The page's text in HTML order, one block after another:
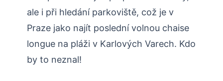
ale i při hledání parkoviště, což je v
Praze jako najít poslední volnou chaise
longue na pláži v Karlových Varech. Kdo
by to neznal!